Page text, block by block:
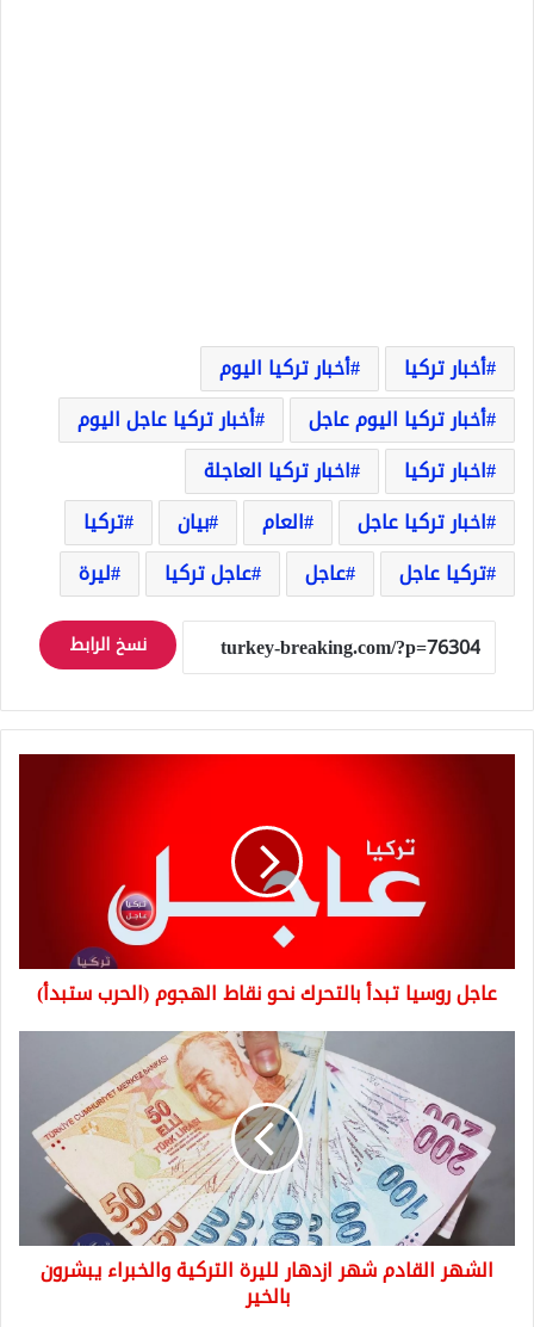
أخبار تركيا
أخبار تركيا اليوم
أخبار تركيا اليوم عاجل
أخبار تركيا عاجل اليوم
اخبار تركيا
اخبار تركيا العاجلة
اخبار تركيا عاجل
العام بيان
تركيا
تركيا عاجل
عاجل عاجل تركيا ليرة
نسخ الرابط
ستبدأ)
عاجل روسيا تبدأ بالتحرك نحو نقاط الهجوم (الحرب ستبدأ)
ازدهار
لليرة
التركية
والخبراء
يبشرون
بالخير
الشهر القادم شهر ازدهار لليرة التركية والخبراء يبشرون
بالخير